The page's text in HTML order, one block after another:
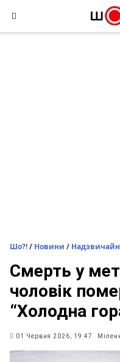
content
Шо?!/ Новини /
Смерть у
чоловік
“Холодна
01 Червня 2026, 19:47